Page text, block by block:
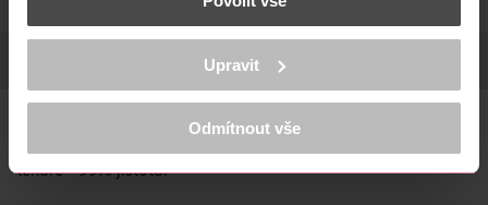
K provozu stránek, personalizaci obsahu a reklam, funkcí sociálních
médií, analýze návštěvnosti, které mohou nést osobní údaje.
Více najdete vprohlášení o ochraně osobních údajů.
Děkujeme za pochopení. >více o cookies<
Upravit
Odmítnout vše
POČET VÝROBCE/DODAVATEL
lze použít až 4 dny před termínem menstruace. Výsledek do
3 minut. Stejně spolehlivý jako srovnatelný těhotenský test u
lékaře - 99% jistota.